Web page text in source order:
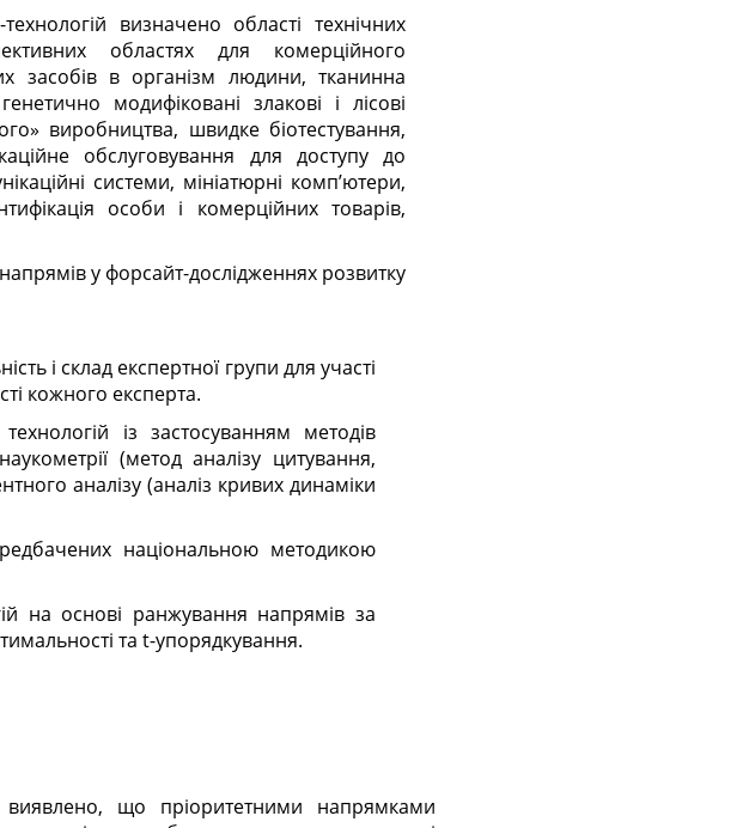
визначено області технічних
областях для комерційного
засобів в організм людини, тканинна
модифіковані злакові і лісові
виробництва, швидке біотестування,
обслуговування для доступу до
системи, мініатюрні комп’ютери,
особи і комерційних товарів,
у форсайт-дослідженнях розвитку
і склад експертної групи для участі
кожного експерта.
із застосуванням методів
(метод аналізу цитування,
аналізу (аналіз кривих динаміки
національною методикою
на основі ранжування напрямів за
та t-упорядкування.